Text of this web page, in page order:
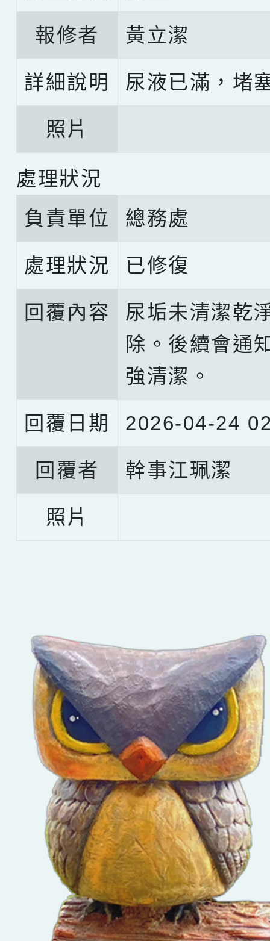
報修者 黃立潔
詳細說明 尿液已滿，堵
照片
處理狀況
負責單位
總務處
處理狀況 已修復
回覆內容
尿垢未清潔乾
除。後續會通
強清潔。
回覆日期 2026-04-24
回覆者 幹事江珮潔
照片